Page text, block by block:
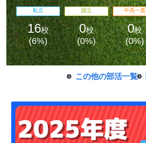
最近見た学校
学校閲覧履歴はありません
ブックマークした学校はありません
私立
16校
(6%)
国立
0校
(0%)
中高一貫
0校
(0%)
この他の部活一覧